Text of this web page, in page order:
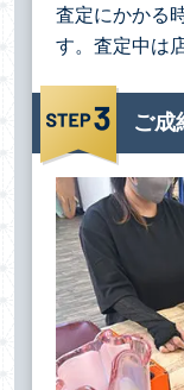
査定にかかる
す。査定中は
ご成